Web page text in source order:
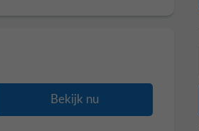
Bekijk nu